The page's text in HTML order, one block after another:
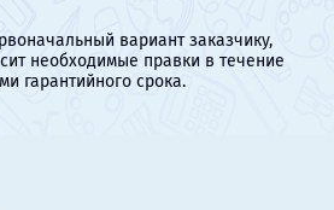
вариант заказчику,
необходимые правки в течение
гарантийного срока.